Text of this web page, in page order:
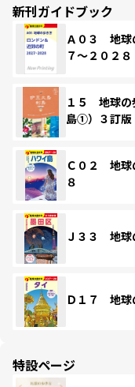
新刊ガイドブック
Ａ０３ 地球
７～２０２８
１５ 地球
島①）３訂版
Ｃ０２ 地球
８
Ｊ３３ 地
Ｄ１７ 地
特設ページ